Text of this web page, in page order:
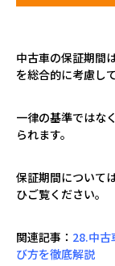
中古車の保証期間
を総合的に考慮し
一律の基準ではな
られます。
保証期間について
ひご覧ください。
関連記事： 28.中古
び方を徹底解説